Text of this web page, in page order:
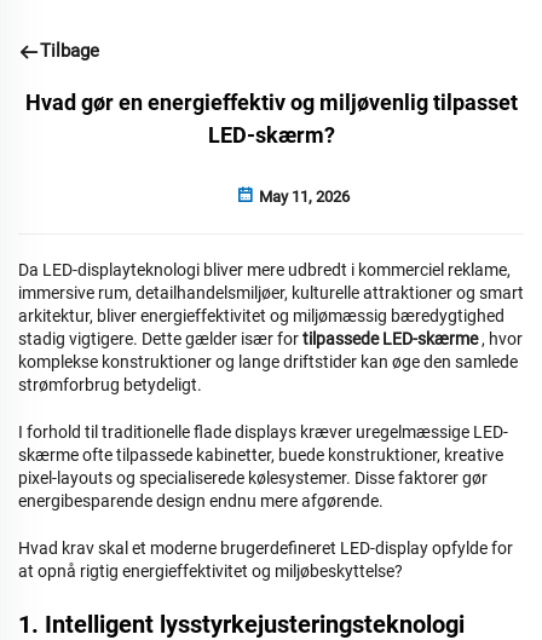
Tilbage
Hvad gør en energieffektiv og miljøvenlig tilpasset
LED-skærm?
May 11, 2026
Da LED-displayteknologi bliver mere udbredt i kommerciel reklame,
immersive rum, detailhandelsmiljøer, kulturelle attraktioner og smart
arkitektur, bliver energieffektivitet og miljømæssig bæredygtighed
stadig vigtigere. Dette gælder især fortilpassede LED-skærme, hvor
komplekse konstruktioner og lange driftstider kan øge den samlede
strømforbrug betydeligt.
I forhold til traditionelle flade displays kræver uregelmæssige LED-
skærme ofte tilpassede kabinetter, buede konstruktioner, kreative
pixel-layouts og specialiserede kølesystemer. Disse faktorer gør
energibesparende design endnu mere afgørende.
Hvad krav skal et moderne brugerdefineret LED-display opfylde for
at opnå rigtig energieffektivitet og miljøbeskyttelse?
1. Intelligent lysstyrkejusteringsteknologi